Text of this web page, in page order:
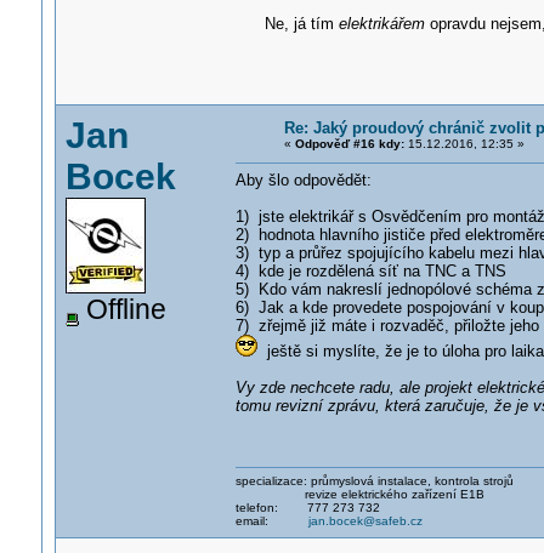
Ne, já tím elektrikářemopravdu
Jan
Bocek
Offline
Re: Jaký proudový chránič zvolit
« Odpověď #16 kdy:15.12.2016, 12:35 »
Aby šlo odpovědět:
1) jste elektrikář s Osvědčením pro
2) hodnota hlavního jističe před
3) typ a průřez spojujícího kabelu mezi
4) kde je rozdělená síť na TNC a TNS
5) Kdo vám nakreslí jednopólové schéma
6) Jak a kde provedete pospojování v
7) zřejmě již máte i rozvaděč, přiložte jeho
ještě si myslíte, že je to úloha pro
Vy zde nechcete radu, ale projekt
tomu revizní zprávu, která zaručuje, že je
specializace: průmyslová instalace, kontrola strojů
revize elektrického zařízení E1B
telefon: 777 273 732
email: jan.bocek@safeb.cz